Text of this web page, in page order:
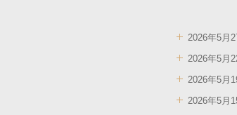
2026年5月
2026年5月22
2026年5月
2026年5月